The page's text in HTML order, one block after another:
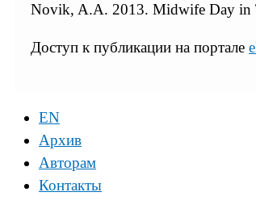
Novik, A.A. 2013. Midwife Day in
Доступ к публикации на портале
EN
Архив
Авторам
Контакты